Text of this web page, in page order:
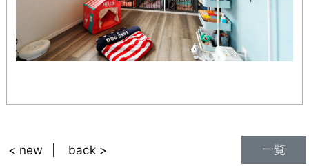
一覧
< new back >